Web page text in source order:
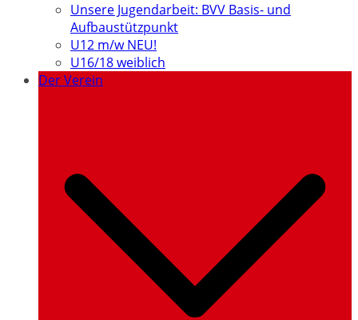
Unsere Jugendarbeit: BVV Basis- und
Aufbaustützpunkt
U12 m/w NEU!
U16/18 weiblich
Der Verein